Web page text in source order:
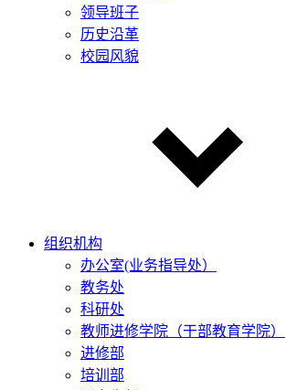
领导班子
历史沿革
校园风貌
组织机构
办公室(业务指导处）
教务处
科研处
教师进修学院（干部教育学院）
进修部
培训部